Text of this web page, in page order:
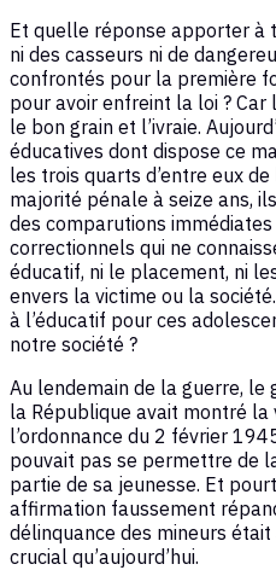
Et quelle réponse apporter à
ni des casseurs ni de
confrontés pour la première
pour avoir enfreint la loi ?
le bon grain et l’ivraie.
éducatives dont dispose ce
les trois quarts d’entre eux
majorité pénale à seize ans,
des comparutions
correctionnels qui ne
éducatif, ni le placement, ni
envers la victime ou la
à l’éducatif pour ces
notre société ?
Au lendemain de la guerre, le
la République avait montré
l’ordonnance du 2 février
pouvait pas se permettre de
partie de sa jeunesse. Et
affirmation faussement
délinquance des mineurs était
crucial qu’aujourd’hui.